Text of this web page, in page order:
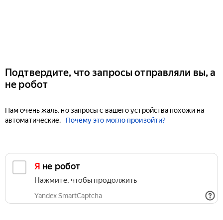
Подтвердите, что запросы отправляли вы, а
не робот
Нам очень жаль, но запросы с вашего устройства похожи на
автоматические.
Почему это могло произойти?
Я не робот
Нажмите, чтобы продолжить
Yandex SmartCaptcha